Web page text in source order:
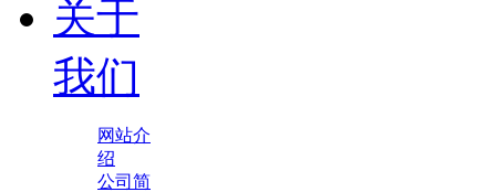
关于
我们
网站介
绍
公司简